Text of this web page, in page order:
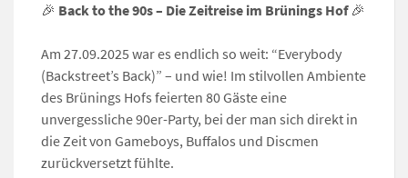
🎉 Back to the 90s – Die Zeitreise im Brünings Hof🎉
Am 27.09.2025 war es endlich so weit: “Everybody
(Backstreet’s Back)” – und wie! Im stilvollen Ambiente
des Brünings Hofs feierten 80 Gäste eine
unvergessliche 90er-Party, bei der man sich direkt in
die Zeit von Gameboys, Buffalos und Discmen
zurückversetzt fühlte.